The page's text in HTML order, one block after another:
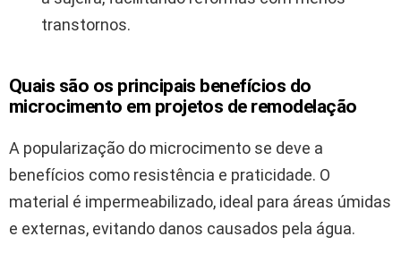
transtornos.
Quais são os principais benefícios do
microcimento em projetos de remodelação
A popularização do microcimento se deve a
benefícios como resistência e praticidade. O
material é impermeabilizado, ideal para áreas úmidas
e externas, evitando danos causados pela água.